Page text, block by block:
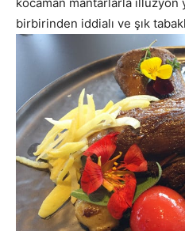
birbirinden iddialı ve şık